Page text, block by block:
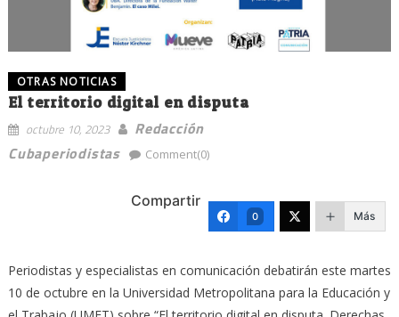
OTRAS NOTICIAS
El territorio digital en disputa
octubre 10, 2023
Redacción
Cubaperiodistas
Comment(0)
Compartir
0 Más
Periodistas y especialistas en comunicación debatirán este martes
10 de octubre en la Universidad Metropolitana para la Educación y